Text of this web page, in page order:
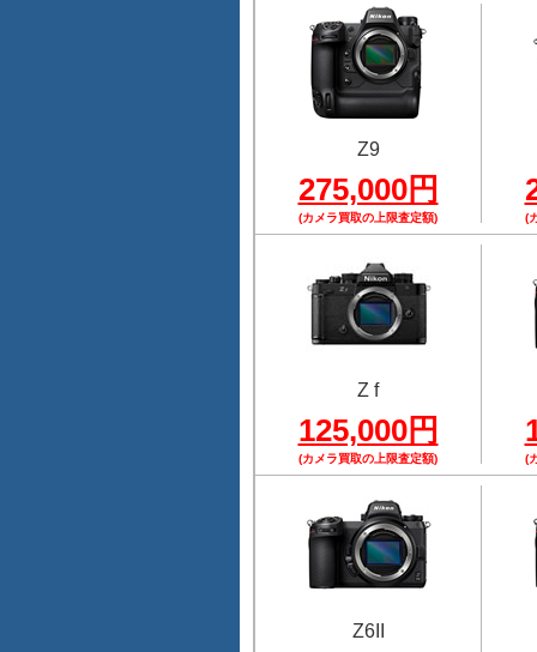
Z9
275,000円
(カメラ買取の上限査定額) (
Z f
125,000円
(カメラ買取の上限査定額) (
Z6II